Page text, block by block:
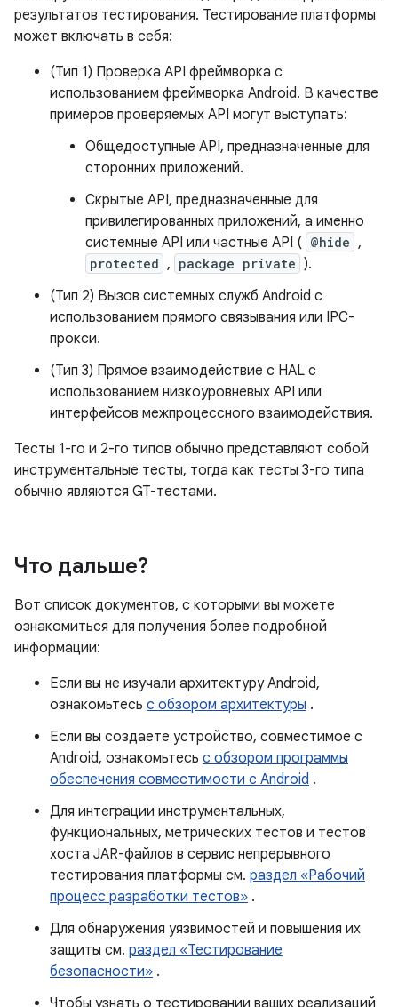
результатов тестирования. Тестирование платформы
может включать в себя:
(Тип 1) Проверка API фреймворка с
использованием фреймворка Android. В качестве
примеров проверяемых API могут выступать:
Общедоступные API, предназначенные для
сторонних приложений.
Скрытые API, предназначенные для
привилегированных приложений, а именно
системные API или частные API ( @hide ,
protected , package private ).
(Тип 2) Вызов системных служб Android с
использованием прямого связывания или IPC-
прокси.
(Тип 3) Прямое взаимодействие с HAL с
использованием низкоуровневых API или
интерфейсов межпроцессного взаимодействия.
Тесты 1-го и 2-го типов обычно представляют собой
инструментальные тесты, тогда как тесты 3-го типа
обычно являются GT-тестами.
Что дальше?
Вот список документов, с которыми вы можете
ознакомиться для получения более подробной
информации:
Если вы не изучали архитектуру Android,
ознакомьтесь с обзором архитектуры .
Если вы создаете устройство, совместимое с
Android, ознакомьтесь с обзором программы
обеспечения совместимости с Android .
Для интеграции инструментальных,
функциональных, метрических тестов и тестов
хоста JAR-файлов в сервис непрерывного
тестирования платформы см. раздел «Рабочий
процесс разработки тестов» .
Для обнаружения уязвимостей и повышения их
защиты см. раздел «Тестирование
безопасности» .
Чтобы узнать о тестировании ваших реализаций